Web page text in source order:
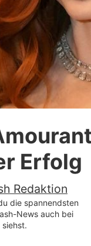
App
Team
Redaktionelle
Utiq
Erfolg
Redaktion
die spannendsten
News auch bei
siehst.